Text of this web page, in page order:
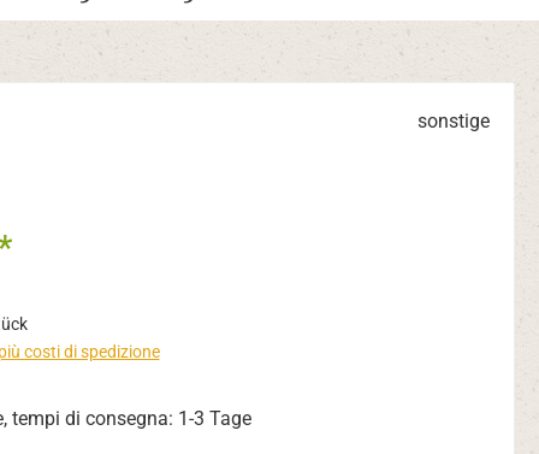
sonstige
costi di spedizione
tempi di consegna: 1-3 Tage